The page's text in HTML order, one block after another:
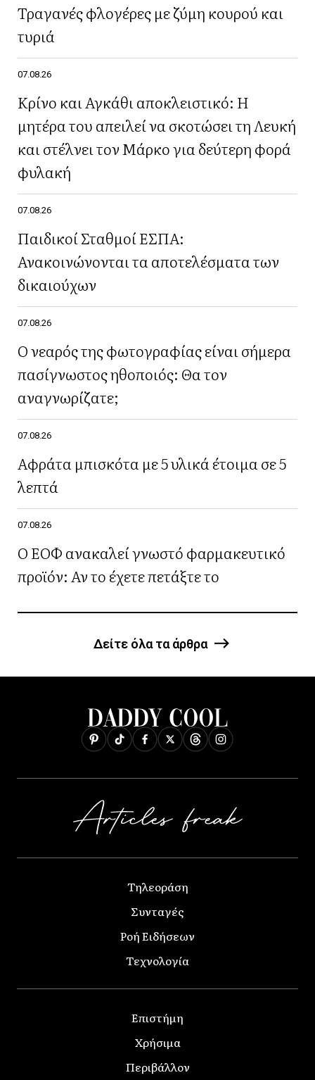
Τραγανές φλογέρες με ζύμη κουρού και
τυριά
07.08.26
Κρίνο και Αγκάθι αποκλειστικό: Η
μητέρα του απειλεί να σκοτώσει τη Λευκή
και στέλνει τον Μάρκο για δεύτερη φορά
φυλακή
07.08.26
Παιδικοί Σταθμοί ΕΣΠΑ:
Ανακοινώνονται τα αποτελέσματα των
δικαιούχων
07.08.26
Ο νεαρός της φωτογραφίας είναι σήμερα
πασίγνωστος ηθοποιός: Θα τον
αναγνωρίζατε;
07.08.26
Αφράτα μπισκότα με 5 υλικά έτοιμα σε 5
λεπτά
07.08.26
Ο ΕΟΦ ανακαλεί γνωστό φαρμακευτικό
προϊόν: Αν το έχετε πετάξτε το
Δείτε όλα τα άρθρα
Τηλεοράση
Συνταγές
Ροή Ειδήσεων
Τεχνολογία
Επιστήμη
Χρήσιμα
Περιβάλλον